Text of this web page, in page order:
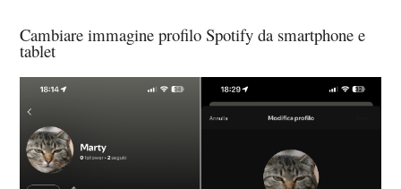
Cambiare immagine profilo Spotify da smartphone e
tablet